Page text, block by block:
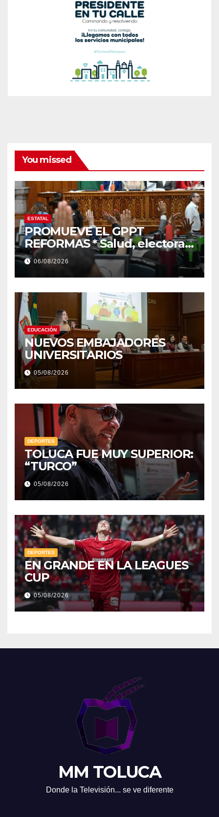
You missed
ESTATAL
PROMUEVE EL GPPT
REFORMAS * Salud, electoral
y justicia, de las principales
06/08/2026
EDUCACIÓN
NUEVOS EMBAJADORES
UNIVERSITARIOS
05/08/2026
DEPORTES
TOLUCA FUE MUY SUPERIOR:
“TURCO”
05/08/2026
DEPORTES
EN GRANDE EN LA LEAGUES
CUP
05/08/2026
MM TOLUCA
Donde la Televisión... se ve diferente